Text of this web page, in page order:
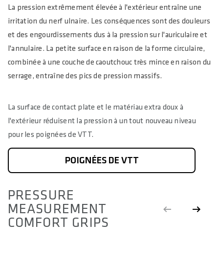
La pression extrêmement élevée à l'extérieur entraîne une
irritation du nerf ulnaire. Les conséquences sont des douleurs
et des engourdissements dus à la pression sur l'auriculaire et
l'annulaire. La petite surface en raison de la forme circulaire,
combinée à une couche de caoutchouc très mince en raison du
serrage, entraîne des pics de pression massifs.
La surface de contact plate et le matériau extra doux à
l'extérieur réduisent la pression à un tout nouveau niveau
pour les poignées de VTT.
POIGNÉES DE VTT
PRESSURE
MEASUREMENT
COMFORT GRIPS